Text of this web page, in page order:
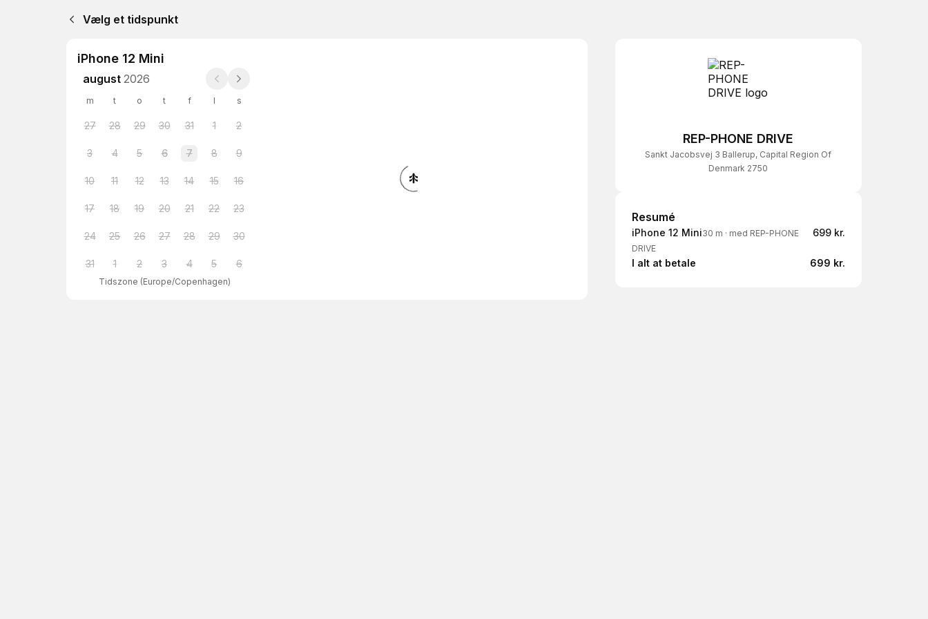
Vælg et tidspunkt
iPhone 12 Mini
august 2026
m t o t f l s
27 28 29 30 31 1 2
3 4 5 6 7 8 9
10 11 12 13 14 15 16
17 18 19 20 21 22 23
24 25 26 27 28 29 30
31 1 2 3 4 5 6
Tidszone (Europe/Copenhagen)
REP-PHONE DRIVE
Sankt Jacobsvej 3 Ballerup, Capital Region Of
Denmark 2750
Resumé
Resumé
iPhone 12 Mini30 m · med REP-PHONE
DRIVE
699 kr.
I alt at betale 699 kr.